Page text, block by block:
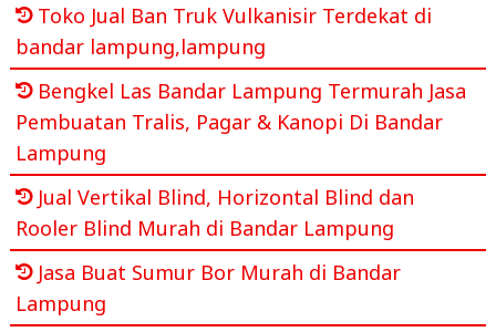
Toko Jual Ban Truk Vulkanisir Terdekat di
bandar lampung,lampung
Bengkel Las Bandar Lampung Termurah Jasa
Pembuatan Tralis, Pagar & Kanopi Di Bandar
Lampung
Jual Vertikal Blind, Horizontal Blind dan
Rooler Blind Murah di Bandar Lampung
Jasa Buat Sumur Bor Murah di Bandar
Lampung